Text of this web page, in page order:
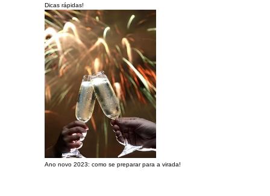
Dicas rápidas!
Ano novo 2023: como se preparar para a virada!